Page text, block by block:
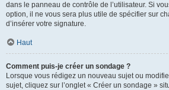
dans le panneau de contrôle de l’utilisateur. Si
option, il ne vous sera plus utile de spécifier sur
d’insérer votre signature.
Haut
Comment puis-je créer un sondage ?
Lorsque vous rédigez un nouveau sujet ou
sujet, cliquez sur l’onglet « Créer un sondage »